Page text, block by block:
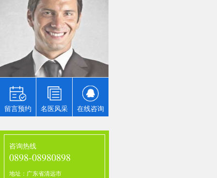
留言预约 名医风采 在线咨询
咨询热线
0898-08980898
地址：广东省清远市